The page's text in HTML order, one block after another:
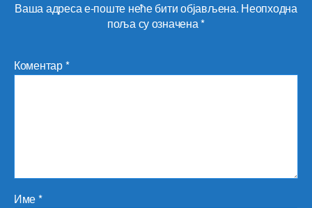
Ваша адреса е-поште неће бити објављена. Неопходна
поља су означена*
Коментар*
Име*